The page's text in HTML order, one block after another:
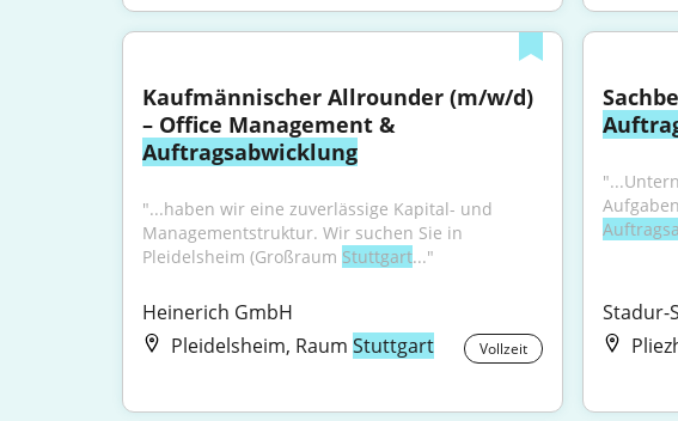
Kaufmännischer Allrounder (m/w/d)
Auftragsabwicklung
"...haben wir eine zuverlässige Kapital- und
Managementstruktur. Wir suchen Sie in
Pleidelsheim (Großraum Stuttgart..."
Heinerich GmbH
Pleidelsheim, Raum Stuttgart Vollzeit
Stadur-